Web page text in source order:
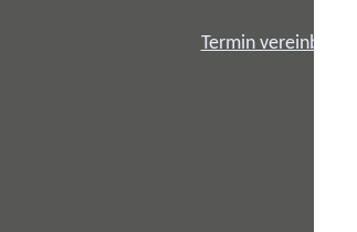
Termin vereinbaren